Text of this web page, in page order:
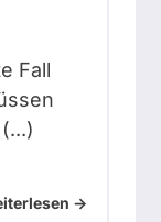
Fall
->